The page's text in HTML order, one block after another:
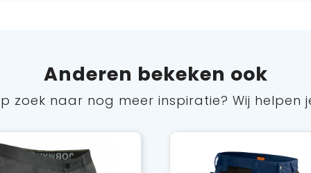
Anderen bekeken ook
zoek naar nog meer inspiratie? Wij helpen